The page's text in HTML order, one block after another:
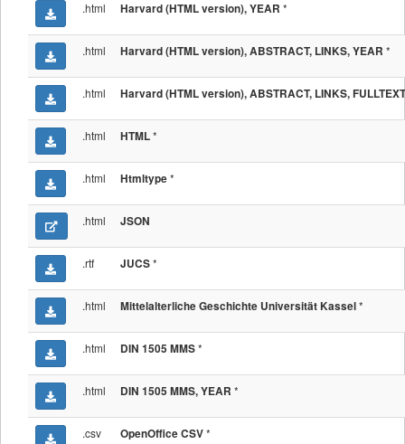
.html Harvard (HTML version), YEAR *
.html Harvard (HTML version), ABSTRACT, LINKS, YEAR *
.html Harvard (HTML version), ABSTRACT, LINKS,
.html HTML*
.html Htmltype*
.html JSON
.rtf JUCS*
.html Mittelalterliche Geschichte Universität Kassel*
.html DIN 1505 MMS*
.html DIN 1505 MMS, YEAR *
.csv OpenOffice CSV*